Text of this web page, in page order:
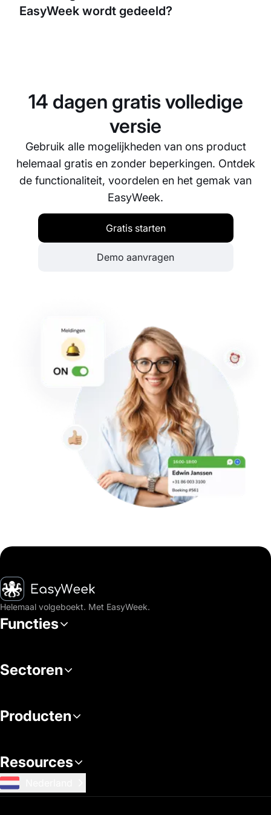
of items kunnen reserveren, wat het voor hen
EasyWeek wordt gedeeld?
relevante wet- en regelgeving rondom
gegevensbescherming om jouw bedrijf en de
gegevens van je klanten te beschermen.
14 dagen gratis volledige
versie
Gebruik alle mogelijkheden van ons product
helemaal gratis en zonder beperkingen. Ontdek
de functionaliteit, voordelen en het gemak van
EasyWeek.
Gratis starten
Demo aanvragen
Startpagina
Helemaal volgeboekt. Met EasyWeek.
Functies
Sectoren
Producten
Resources